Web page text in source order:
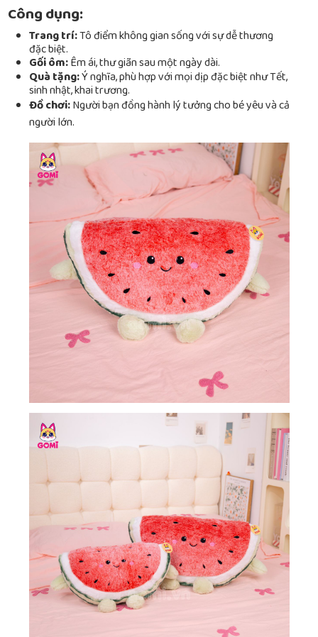
Công dụng:
Trang trí:Tô điểm không gian sống với sự dễ thương
đặc biệt.
Gối ôm:Êm ái, thư giãn sau một ngày dài.
Quà tặng:Ý nghĩa, phù hợp với mọi dịp đặc biệt như Tết,
sinh nhật, khai trương.
Đồ chơi:Người bạn đồng hành lý tưởng cho bé yêu và cả
người lớn.